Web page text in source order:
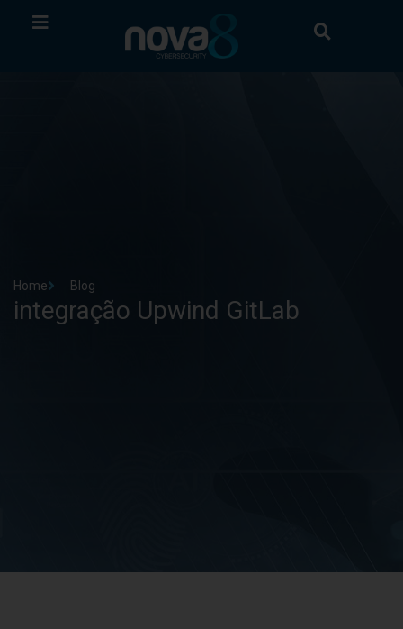
Home Blog
integração Upwind GitLab